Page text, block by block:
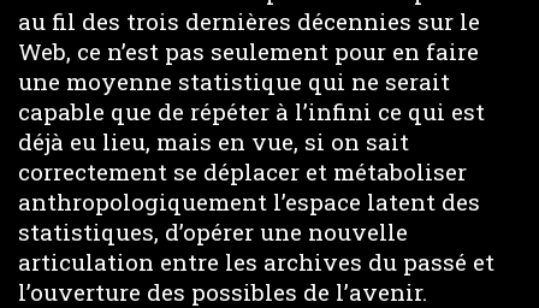
au fil des trois dernières décennies sur le
Web, ce n’est pas seulement pour en faire
une moyenne statistique qui ne serait
capable que de répéter à l’infini ce qui est
déjà eu lieu, mais en vue, si on sait
correctement se déplacer et métaboliser
anthropologiquement l’espace latent des
statistiques, d’opérer une nouvelle
articulation entre les archives du passé et
l’ouverture des possibles de l’avenir.